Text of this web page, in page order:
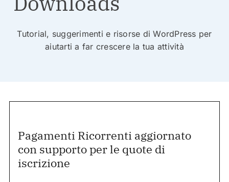
Tutorial, suggerimenti e risorse di WordPress per
aiutarti a far crescere la tua attività
Pagamenti Ricorrenti aggiornato
con supporto per le quote di
iscrizione